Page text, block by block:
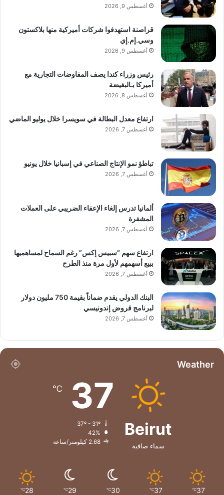
أغسطس 9, 2026
قراصنة استهدفوا شركات أميركية منها بلاكستون
وسي.إم.إي
أغسطس 9, 2026
رئيس وزراء كندا يصف المفاوضات التجارية مع
أميركا بـالبغيضة
أغسطس 8, 2026
ارتفاع معدل البطالة في سويسرا خلال يوليو الماضي
أغسطس 7, 2026
تباطؤ نمو الإنتاج الصناعي في إسبانيا خلال يونيو
أغسطس 7, 2026
ألمانيا تدرس إلغاء الإعفاء الضريبي على العملات
المشفرة
أغسطس 7, 2026
ارتفاع سهم “سبيس إكس” رغم السماح لمساهميها
ببيع أسهمهم لأول مرة منذ الطرح
أغسطس 7, 2026
البنك الدولي يقدم ضماناً بقيمة 750 مليون دولار
لبرنامج قروض إندونيسي
أغسطس 7, 2026
Weather
Beirut
سماء صافية
37
℃
42%
2.68 كيلومتر/ساعة
37
℃
37
℃
30
℃
29
℃
28
℃